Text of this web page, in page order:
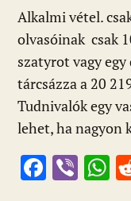
k p
Alkalmi vétel.
olvasóinak csak
szatyrot vagy
tárcsázza a 20
Tudnivalók egy
lehet, ha nagyon
F Vi